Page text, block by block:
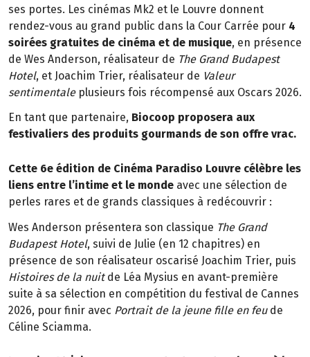
ses portes. Les cinémas Mk2 et le Louvre donnent
rendez-vous au grand public dans la Cour Carrée pour 4
soirées gratuites de cinéma et de musique, en présence
de Wes Anderson, réalisateur de The Grand Budapest
Hotel, et Joachim Trier, réalisateur de Valeur
sentimentaleplusieurs fois récompensé aux Oscars 2026.
En tant que partenaire, Biocoop proposera aux
festivaliers des produits gourmands de son offre vrac.
Cette 6e édition de Cinéma Paradiso Louvre célèbre les
liens entre l’intime et le monde avec une sélection de
perles rares et de grands classiques à redécouvrir :
Wes Anderson présentera son classique The Grand
Budapest Hotel, suivi de Julie (en 12 chapitres) en
présence de son réalisateur oscarisé Joachim Trier, puis
Histoires de la nuitde Léa Mysius en avant-première
suite à sa sélection en compétition du festival de Cannes
2026, pour finir avec Portrait de la jeune fille en feude
Céline Sciamma.